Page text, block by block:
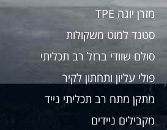
מזרן יוגה TPE
סטנד למוט משקולות
סולם שוודי ברזל רב תכליתי
פולי עליון ותחתון לקיר
מתקן מתח רב תכליתי נייד
מקבילים ניידים